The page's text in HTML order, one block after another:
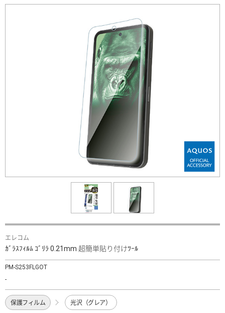
エレコム
ｶﾞﾗｽﾌｨﾙﾑ ｺﾞﾘﾗ 0.21mm 超簡単貼り付けﾂｰﾙ
PM-S253FLGOT
-
保護フィルム 光沢（グレア）